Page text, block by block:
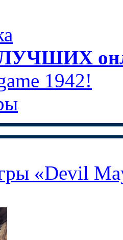
ЛУЧШИХ
1942!
«Devil